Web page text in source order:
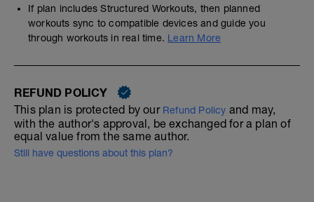
If plan includes Structured Workouts, then planned
workouts sync to compatible devices and guide you
through workouts in real time. Learn More
REFUND POLICY
This plan is protected by our Refund Policy and may,
with the author's approval, be exchanged for a plan of
equal value from the same author.
Still have questions about this plan?